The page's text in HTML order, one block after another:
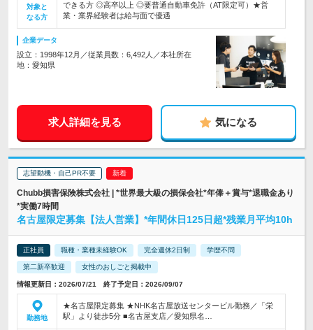
対象と
なる方
できる方 ◎高卒以上 ◎要普通自動車免許（AT限定可）★営
業・業界経験者は給与面で優遇
企業データ
設立：1998年12月／従業員数：6,492人／本社所在
地：愛知県
求人詳細を見る 気になる
志望動機・自己PR不要
Chubb損害保険株式会社 | *世界最大級の損保会社*年俸＋賞与*退職金あり
*実働7時間
名古屋限定募集【法人営業】*年間休日125日超*残業月平均10h
正社員 職種・業種未経験OK 完全週休2日制 学歴不問
第二新卒歓迎 女性のおしごと掲載中
情報更新日：2026/07/21 終了予定日：2026/09/07
勤務地
★名古屋限定募集 ★NHK名古屋放送センタービル勤務／「栄
駅」より徒歩5分 ■名古屋支店／愛知県名…